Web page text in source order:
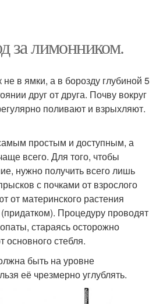
за лимонником.
в ямки, а в борозду глубиной 5
друг от друга. Почву вокруг
поливают и взрыхляют.
простым и доступным, а
всего. Для того, чтобы
нужно получить всего лишь
с почками от взрослого
от материнского растения
Процедуру проводят
стараясь осторожно
основного стебля.
быть на уровне
её чрезмерно углублять.